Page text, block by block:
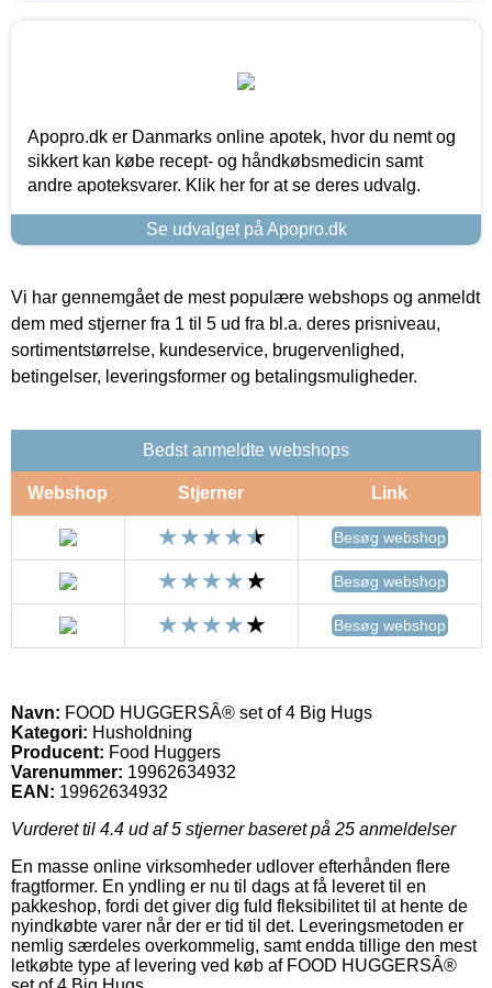
Apopro.dk er Danmarks online apotek, hvor du nemt og
sikkert kan købe recept- og håndkøbsmedicin samt
andre apoteksvarer. Klik her for at se deres udvalg.
Se udvalget på Apopro.dk
Vi har gennemgået de mest populære webshops og anmeldt
dem med stjerner fra 1 til 5 ud fra bl.a. deres prisniveau,
sortimentstørrelse, kundeservice, brugervenlighed,
betingelser, leveringsformer og betalingsmuligheder.
Bedst anmeldte webshops
Webshop Stjerner Link
Besøg webshop
Besøg webshop
Besøg webshop
Navn: FOOD HUGGERSÂ® set of 4 Big Hugs
Kategori: Husholdning
Producent: Food Huggers
Varenummer: 19962634932
EAN: 19962634932
Vurderet til 4.4 ud af 5 stjerner baseret på 25 anmeldelser
En masse online virksomheder udlover efterhånden flere
fragtformer. En yndling er nu til dags at få leveret til en
pakkeshop, fordi det giver dig fuld fleksibilitet til at hente de
nyindkøbte varer når der er tid til det. Leveringsmetoden er
nemlig særdeles overkommelig, samt endda tillige den mest
letkøbte type af levering ved køb af FOOD HUGGERSÂ®